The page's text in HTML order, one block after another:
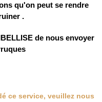
qu'on peut se rendre
.
de nous envoyer
ce service, veuillez nous